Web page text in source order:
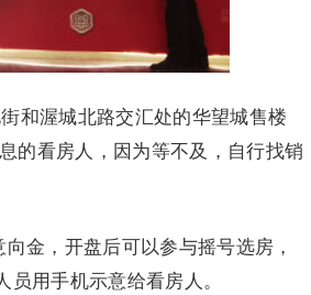
和渥城北路交汇处的华望城售楼
的看房人，因为等不及，自行找销
金，开盘后可以参与摇号选房，
用手机示意给看房人。